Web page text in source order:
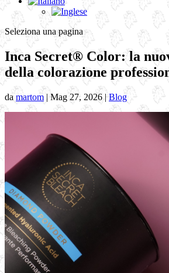
Seleziona una pagina
Inca Secret® Color: la
della colorazione
da martom | Mag 27, 2026 |Blog